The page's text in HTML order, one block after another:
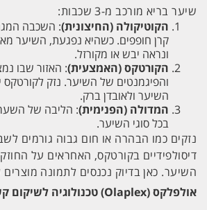
שיער בריא מורכב מ-3 שכבות:
הקוטיקולה (החיצונית): השכבה
קרן חופפים. כשהיא נפגעת, השיער
ונראה יבש או מקורזל.
הקורטקס (האמצעית): האזור שבו
והפיגמנטים של השיער. נזק לקורטקס
השיער ולאובדן ברק.
המדולה (הפנימית): הליבה של
בכל סוגי השיער.
נזקים כמו הבהרה או חום גבוה גורמים
דיסולפידיים בקורטקס, האחראים על
השיער. כאן בדיוק נכנסים לתמונה
אולפלקס (Olaplex) טכנולוגיה לשיקום קשרי השיער